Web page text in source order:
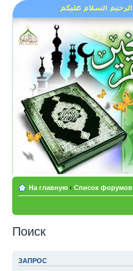
На главную ‹ Список форумов
Поиск
ЗАПРОС